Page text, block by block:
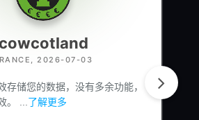
cowcotland
2026-07-03
存储您的数据，没有多余功能，
。 ... 了解更多